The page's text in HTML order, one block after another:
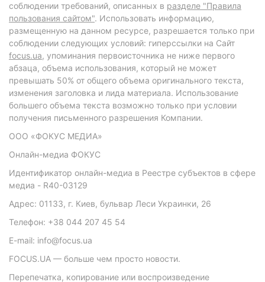
соблюдении требований, описанных в разделе "Правила
пользования сайтом". Использовать информацию,
размещенную на данном ресурсе, разрешается только при
соблюдении следующих условий: гиперссылки на Сайт
focus.ua, упоминания первоисточника не ниже первого
абзаца, объема использования, который не может
превышать 50% от общего объема оригинального текста,
изменения заголовка и лида материала. Использование
большего объема текста возможно только при условии
получения письменного разрешения Компании.
ООО «ФОКУС МЕДИА»
Онлайн-медиа ФОКУС
Идентификатор онлайн-медиа в Реестре субъектов в сфере
медиа - R40-03129
Адрес: 01133, г. Киев, бульвар Леси Украинки, 26
Телефон: +38 044 207 45 54
E-mail: info@focus.ua
FOCUS.UA — больше чем просто новости.
Перепечатка, копирование или воспроизведение